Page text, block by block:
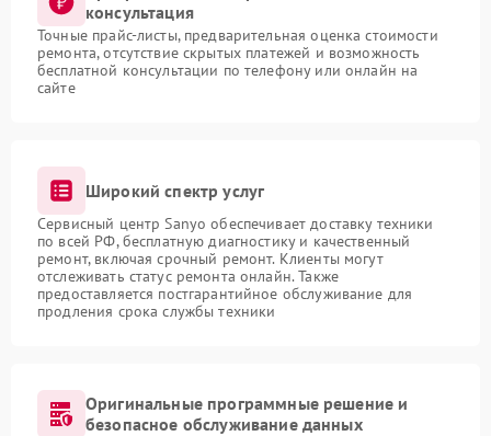
консультация
Точные прайс-листы, предварительная оценка стоимости
ремонта, отсутствие скрытых платежей и возможность
бесплатной консультации по телефону или онлайн на
сайте
Широкий спектр услуг
Сервисный центр Sanyo обеспечивает доставку техники
по всей РФ, бесплатную диагностику и качественный
ремонт, включая срочный ремонт. Клиенты могут
отслеживать статус ремонта онлайн. Также
предоставляется постгарантийное обслуживание для
продления срока службы техники
Оригинальные программные решение и
безопасное обслуживание данных